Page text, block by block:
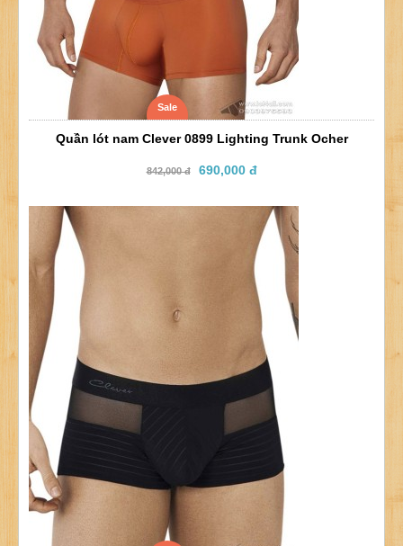
Sale
Quần lót nam Clever 0899 Lighting Trunk Ocher
842,000 đ 690,000 đ